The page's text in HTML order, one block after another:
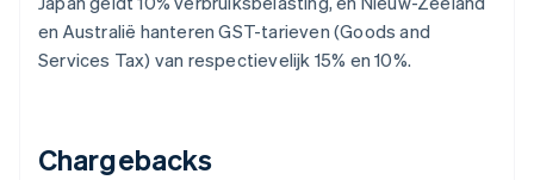
en Australië hanteren GST-tarieven (Goods and
Services Tax) van respectievelijk 15% en 10%.
Chargebacks